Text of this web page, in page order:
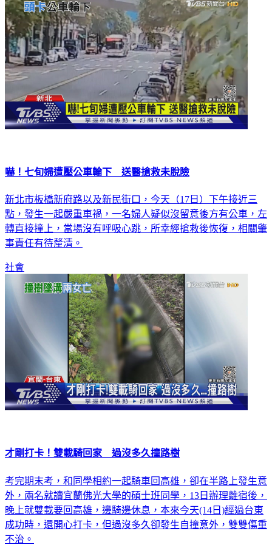
嚇！七旬婦遭壓公車輪下 送醫搶救未脫險
新北市板橋新府路以及新民街口，今天（17日）下午接近三
點，發生一起嚴重車禍，一名婦人疑似沒留意後方有公車，左
轉直接撞上，當場沒有呼吸心跳，所幸經搶救後恢復，相關肇
事責任有待釐清。
社會
才剛打卡！雙載騎回家 過沒多久撞路樹
考完期末考，和同學相約一起騎車回高雄，卻在半路上發生意
外，兩名就讀宜蘭佛光大學的碩士班同學，13日辦理離宿後，
晚上就雙載要回高雄，邊騎邊休息，本來今天(14日)經過台東
成功時，還開心打卡，但過沒多久卻發生自撞意外，雙雙傷重
不治。